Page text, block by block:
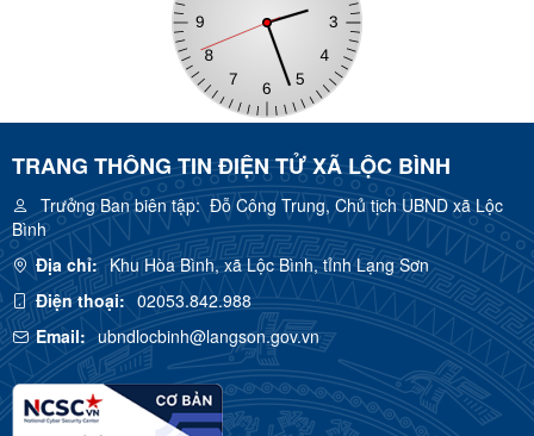
TRANG THÔNG TIN ĐIỆN TỬ XÃ LỘC BÌNH
Trưởng Ban biên tập:Đỗ Công Trung, Chủ tịch UBND xã Lộc
Bình
Địa chỉ: Khu Hòa Bình, xã Lộc Bình, tỉnh Lạng Sơn
Điện thoại: 02053.842.988
Email: ubndlocbinh@langson.gov.vn